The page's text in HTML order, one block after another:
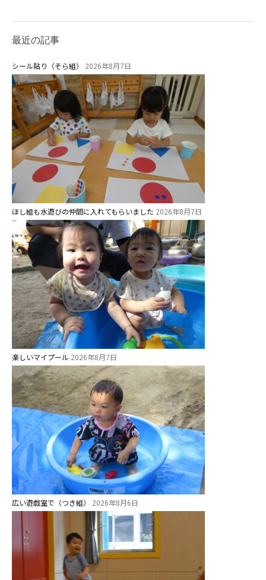
最近の記事
シール貼り（そら組） 2026年8月7日
ほし組も水遊びの仲間に入れてもらいました 2026年8月7日
楽しいマイプール 2026年8月7日
広い遊戯室で（つき組） 2026年8月6日
お知らせ
今日の幼稚園
園児募集要項